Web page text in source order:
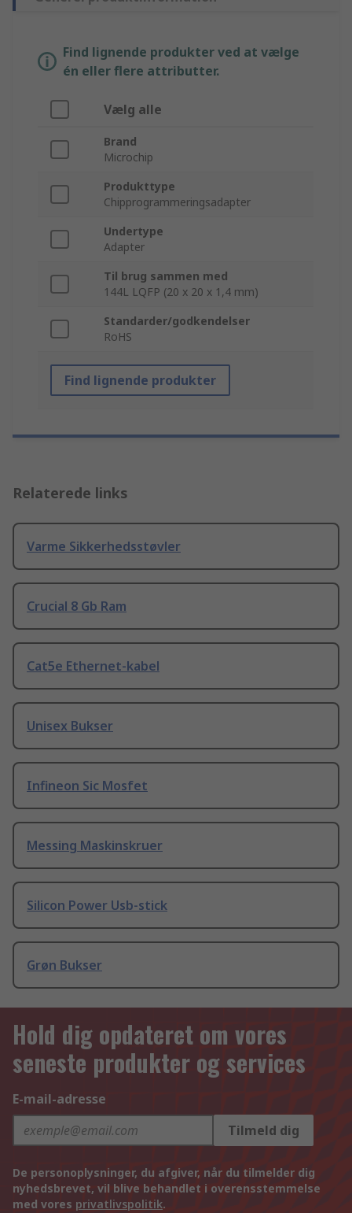
Find lignende produkter ved at vælge
én eller flere attributter.
Vælg alle
Brand
Microchip
Produkttype
Chipprogrammeringsadapter
Undertype
Adapter
Til brug sammen med
144L LQFP (20 x 20 x 1,4 mm)
Standarder/godkendelser
RoHS
Find lignende produkter
Relaterede links
Varme Sikkerhedsstøvler
Crucial 8 Gb Ram
Cat5e Ethernet-kabel
Unisex Bukser
Infineon Sic Mosfet
Messing Maskinskruer
Silicon Power Usb-stick
Grøn Bukser
Hold dig opdateret om vores
seneste produkter og services
E-mail-adresse
Tilmeld dig
De personoplysninger, du afgiver, når du tilmelder dig
nyhedsbrevet, vil blive behandlet i overensstemmelse
med vores privatlivspolitik.